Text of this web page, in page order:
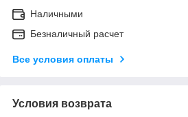
Наличными
Безналичный расчет
Все условия оплаты
Условия возврата